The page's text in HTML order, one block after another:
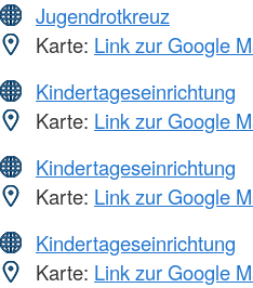
Jugendrotkreuz
Karte: Link zur Google
Kindertageseinrichtung
Karte: Link zur Google
Kindertageseinrichtung
Karte: Link zur Google
Kindertageseinrichtung
Karte: Link zur Google